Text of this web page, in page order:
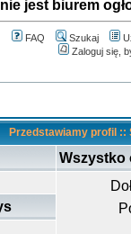
jest biurem
FAQ Szukaj
Zaloguj się,
Przedstawiamy profil
Wszystko